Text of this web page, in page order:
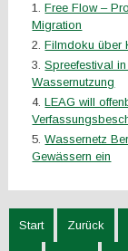
Free Flow –
Migration
Filmdoku über
Spreefestival
Wassernutzung
LEAG will
Wassernetz
Gewässern ein
Start Zurück